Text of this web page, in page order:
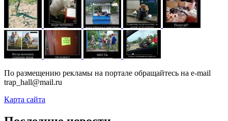
По размещению рекламы на портале обращайтесь на e-mail
trap_hall@mail.ru
Карта сайта